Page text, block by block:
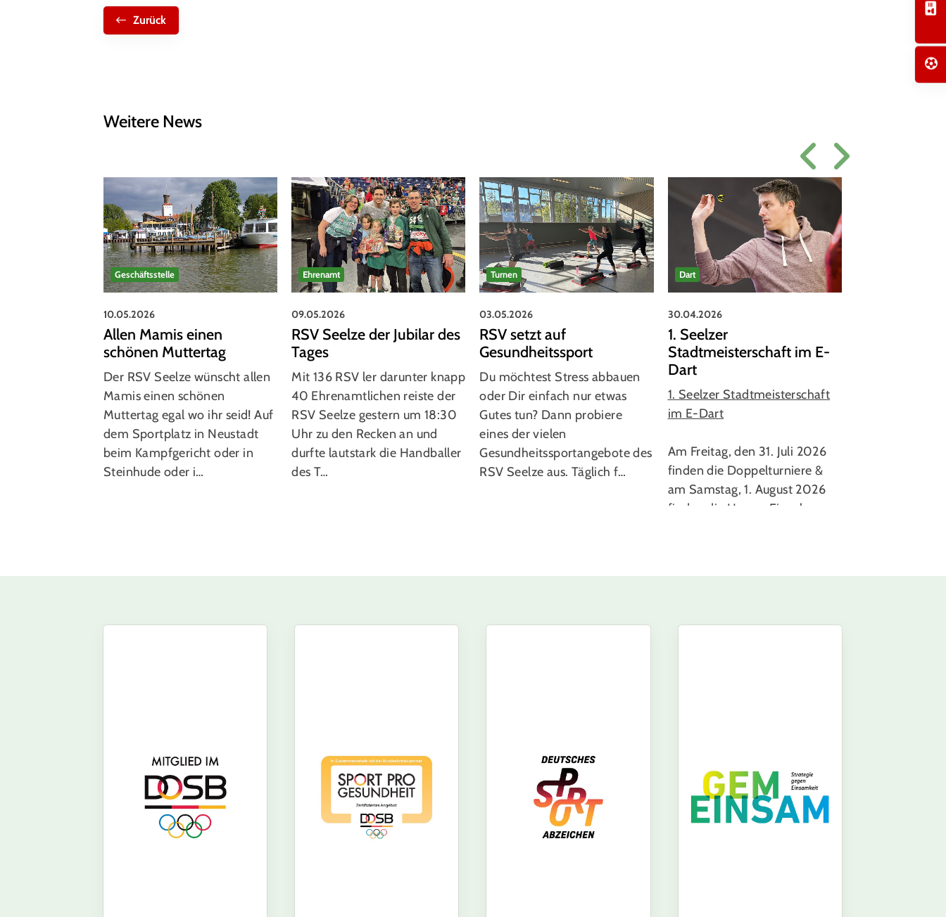
Zurück
Weitere News
Geschäftsstelle
10.05.2026
Allen Mamis einen
schönen Muttertag
Der RSV Seelze wünscht allen
Mamis einen schönen
Muttertag egal wo ihr seid! Auf
dem Sportplatz in Neustadt
beim Kampfgericht oder in
Steinhude oder i…
Ehrenamt
09.05.2026
RSV Seelze der Jubilar des
Tages
Mit 136 RSV ler darunter knapp
40 Ehrenamtlichen reiste der
RSV Seelze gestern um 18:30
Uhr zu den Recken an und
durfte lautstark die Handballer
des T…
Turnen
03.05.2026
RSV setzt auf
Gesundheitssport
Du möchtest Stress abbauen
oder Dir einfach nur etwas
Gutes tun? Dann probiere
eines der vielen
Gesundheitssportangebote des
RSV Seelze aus. Täglich f…
Dart
30.04.2026
1. Seelzer
Stadtmeisterschaft im E-
Dart
1. Seelzer Stadtmeisterschaft
im E-Dart
Am Freitag, den 31. Juli 2026
finden die Doppelturniere &
am Samstag, 1. August 2026
finden die Herren Einzel s…